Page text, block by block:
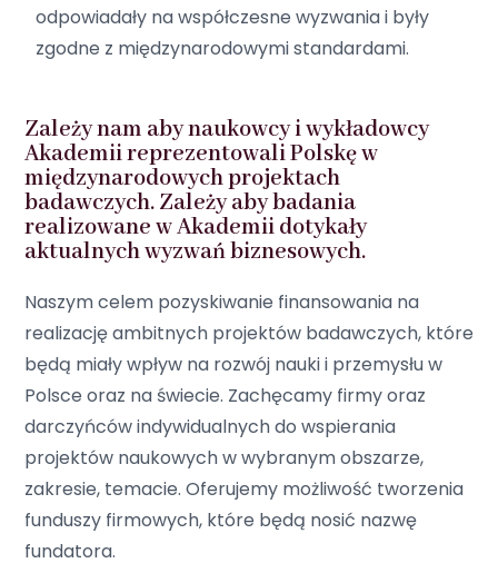
odpowiadały na współczesne wyzwania i były
zgodne z międzynarodowymi standardami.
Zależy nam aby naukowcy i wykładowcy
Akademii reprezentowali Polskę w
międzynarodowych projektach
badawczych. Zależy aby badania
realizowane w Akademii dotykały
aktualnych wyzwań biznesowych.
Naszym celem pozyskiwanie finansowania na
realizację ambitnych projektów badawczych, które
będą miały wpływ na rozwój nauki i przemysłu w
Polsce oraz na świecie. Zachęcamy firmy oraz
darczyńców indywidualnych do wspierania
projektów naukowych w wybranym obszarze,
zakresie, temacie. Oferujemy możliwość tworzenia
funduszy firmowych, które będą nosić nazwę
fundatora.